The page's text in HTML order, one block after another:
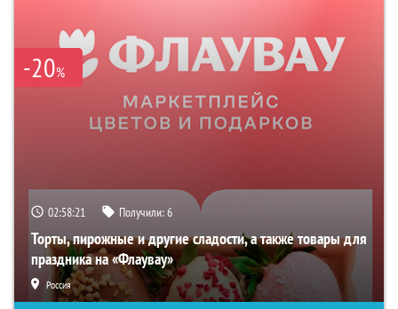
-20%
02:58:20 Получили:6
Торты, пирожные и другие сладости, а также товары для
праздника на «Флаувау»
Россия